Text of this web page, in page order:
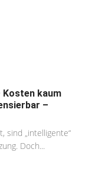
kaum
–
sind „intelligente“
Doch...